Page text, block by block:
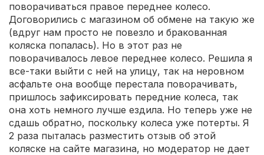
поворачиваться правое переднее колесо.
Договорились с магазином об обмене на такую же
(вдруг нам просто не повезло и бракованная
коляска попалась). Но в этот раз не
поворачивалось левое переднее колесо. Решила я
все-таки выйти с ней на улицу, так на неровном
асфальте она вообще перестала поворачивать,
пришлось зафиксировать передние колеса, так
она хоть немного лучше ездила. Но теперь уже не
сдашь обратно, поскольку колеса уже потерты. Я
2 раза пыталась разместить отзыв об этой
коляске на сайте магазина, но модератор не дает